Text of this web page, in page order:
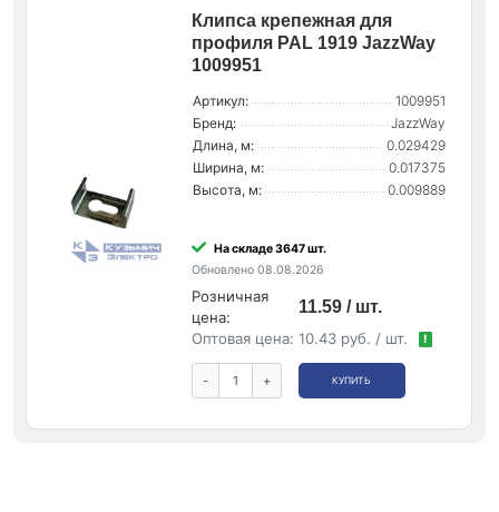
Клипса крепежная для
профиля PAL 1919 JazzWay
1009951
Артикул:
1009951
Бренд:
JazzWay
Длина, м:
0.029429
Ширина, м:
0.017375
Высота, м:
0.009889
На складе 3647 шт.
Обновлено 08.08.2026
Розничная
цена:
11.59 / шт.
Оптовая цена: 10.43 руб. / шт. !
- + КУПИТЬ